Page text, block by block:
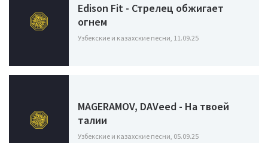
Edison Fit - Стрелец обжигает
огнем
Узбекские и казахские песни, 11.09.25
MAGERAMOV, DAVeed - На твоей
талии
Узбекские и казахские песни, 05.09.25